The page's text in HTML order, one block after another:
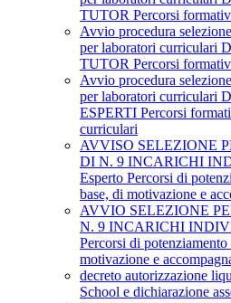
TUTOR Percorsi
Avvio procedura
per laboratori curriculari
TUTOR Percorsi
Avvio procedura
per laboratori curriculari
ESPERTI Percorsi
curriculari
AVVISO SELEZIONE
DI N. 9 INCARICHI
Esperto Percorsi di
base, di motivazione e
AVVIO SELEZIONE
N. 9 INCARICHI
Percorsi di
motivazione e
decreto autorizzazione
School e dichiarazione